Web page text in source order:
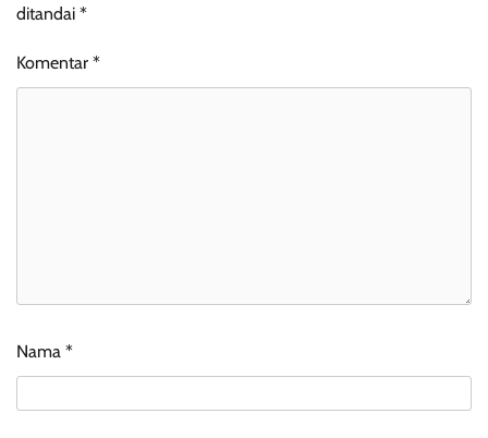
ditandai *
Komentar *
Nama *